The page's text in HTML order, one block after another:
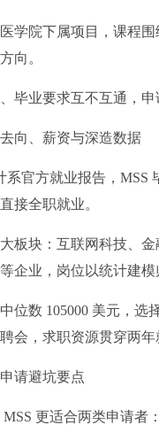
院下属项目，课程围
向。
业要求互不互通，申
、薪资与深造数据
官方就业报告，MSS
接全职就业。
块：互联网科技、金
企业，岗位以统计建
数 105000 美元，选
会，求职资源贯穿两年
请避坑要点
更适合两类申请者